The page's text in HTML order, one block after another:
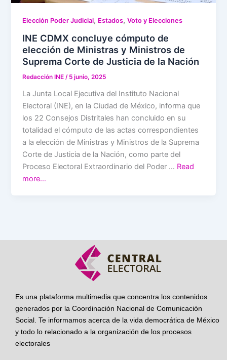
Elección Poder Judicial, Estados,Voto y Elecciones
INE CDMX concluye cómputo de
elección de Ministras y Ministros de
Suprema Corte de Justicia de la Nación
Redacción INE / 5 junio, 2025
La Junta Local Ejecutiva del Instituto Nacional
Electoral (INE), en la Ciudad de México, informa que
los 22 Consejos Distritales han concluido en su
totalidad el cómputo de las actas correspondientes
a la elección de Ministras y Ministros de la Suprema
Corte de Justicia de la Nación, como parte del
Proceso Electoral Extraordinario del Poder … Read
more…
Es una plataforma multimedia que concentra los contenidos
generados por la Coordinación Nacional de Comunicación
Social. Te informamos acerca de la vida democrática de México
y todo lo relacionado a la organización de los procesos
electorales